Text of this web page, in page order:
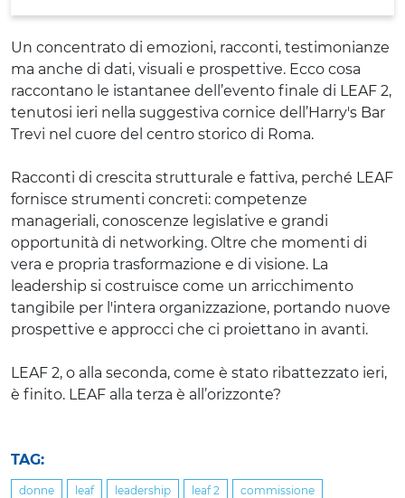
Un concentrato di emozioni, racconti, testimonianze
ma anche di dati, visuali e prospettive. Ecco cosa
raccontano le istantanee dell’evento finale di LEAF 2,
tenutosi ieri nella suggestiva cornice dell’Harry's Bar
Trevi nel cuore del centro storico di Roma.
Racconti di crescita strutturale e fattiva, perché LEAF
fornisce strumenti concreti: competenze
manageriali, conoscenze legislative e grandi
opportunità di networking. Oltre che momenti di
vera e propria trasformazione e di visione. La
leadership si costruisce come un arricchimento
tangibile per l'intera organizzazione, portando nuove
prospettive e approcci che ci proiettano in avanti.
LEAF 2, o alla seconda, come è stato ribattezzato ieri,
è finito. LEAF alla terza è all’orizzonte?
TAG:
donne leaf leadership leaf 2 commissione